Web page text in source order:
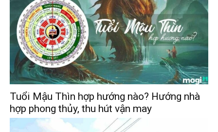
Tuổi Mậu Thìn hợp hướng nào? Hướng nhà
hợp phong thủy, thu hút vận may